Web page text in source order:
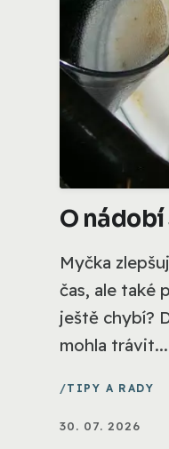
O
Myčka
čas, ale také
ještě chybí?
mohla trávit...
TIPY A RADY
30. 07. 2026